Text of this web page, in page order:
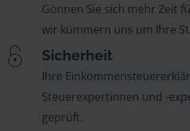
Gönnen Sie sich mehr Zeit
wir kümmern uns um Ihre
Sicherheit
Ihre
Steuerexpertinnen und -
geprüft.